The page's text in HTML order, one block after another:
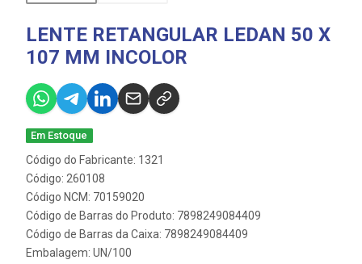
LENTE RETANGULAR LEDAN 50 X
107 MM INCOLOR
Em Estoque
Código do Fabricante: 1321
Código: 260108
Código NCM: 70159020
Código de Barras do Produto: 7898249084409
Código de Barras da Caixa: 7898249084409
Embalagem: UN/100